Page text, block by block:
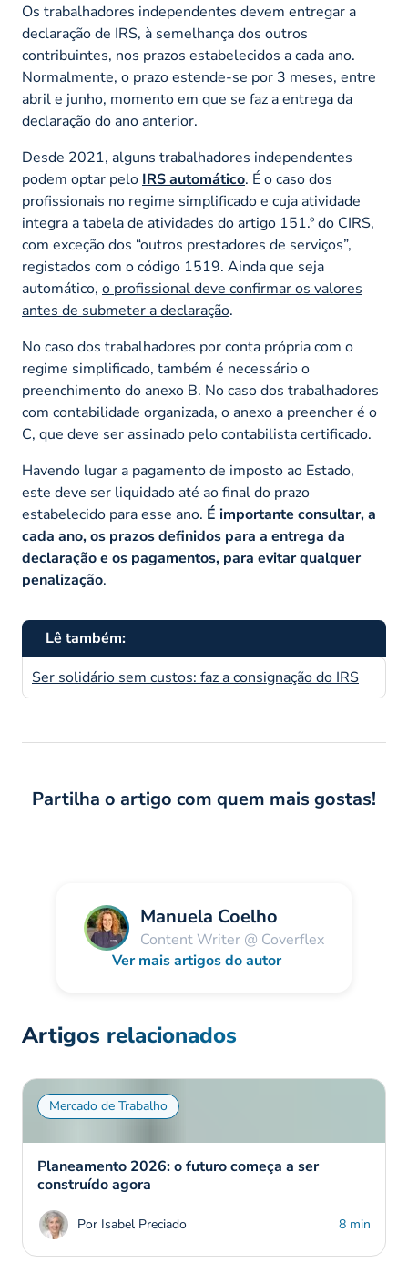
Os trabalhadores independentes devem entregar a
declaração de IRS, à semelhança dos outros
contribuintes, nos prazos estabelecidos a cada ano.
Normalmente, o prazo estende-se por 3 meses, entre
abril e junho, momento em que se faz a entrega da
declaração do ano anterior.
Desde 2021, alguns trabalhadores independentes
podem optar pelo IRS automático. É o caso dos
profissionais no regime simplificado e cuja atividade
integra a tabela de atividades do artigo 151.º do CIRS,
com exceção dos “outros prestadores de serviços”,
registados com o código 1519. Ainda que seja
automático, o profissional deve confirmar os valores
antes de submeter a declaração.
No caso dos trabalhadores por conta própria com o
regime simplificado, também é necessário o
preenchimento do anexo B. No caso dos trabalhadores
com contabilidade organizada, o anexo a preencher é o
C, que deve ser assinado pelo contabilista certificado.
Havendo lugar a pagamento de imposto ao Estado,
este deve ser liquidado até ao final do prazo
estabelecido para esse ano. É importante consultar, a
cada ano, os prazos definidos para a entrega da
declaração e os pagamentos, para evitar qualquer
penalização.
Lê também:
Ser solidário sem custos: faz a consignação do IRS
Partilha o artigo com quem mais gostas!
Manuela Coelho
Content Writer @ Coverflex
Ver mais artigos do autor
Artigos relacionados
Mercado de Trabalho
Planeamento 2026: o futuro começa a ser
construído agora
Por Isabel Preciado 8 min